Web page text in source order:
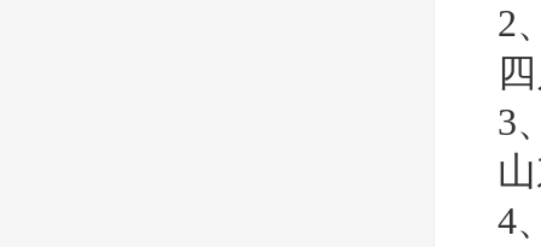
2
3
4